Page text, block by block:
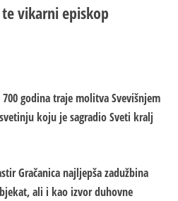
vikarni episkop
godina traje molitva Svevišnjem
koju je sagradio Sveti kralj
Gračanica najljepša zadužbina
ali i kao izvor duhovne